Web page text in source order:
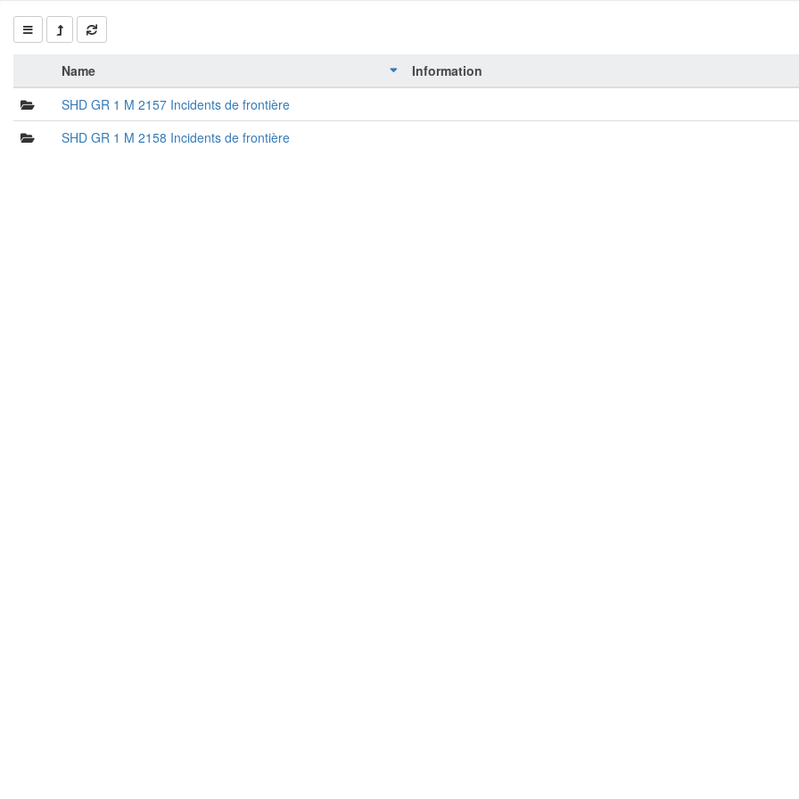
Name Information
SHD GR 1 M 2157 Incidents de frontière
SHD GR 1 M 2158 Incidents de frontière